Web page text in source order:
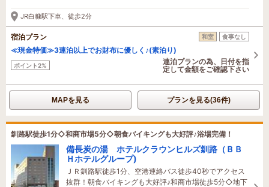
JR白糠駅下車、徒歩2分
宿泊プラン 和室 食事なし
≪現金特価≫3連泊以上でお財布に優しく♪(素泊り)
ポイント2%
連泊プランの為、日付を指
定して金額をご確認下さい
MAPを見る プランを見る(36件)
釧路駅徒歩1分◇和商市場5分◇朝食バイキングも大好評♪浴場完備！
備長炭の湯 ホテルクラウンヒルズ釧路（ＢＢ
Ｈホテルグループ)
ＪＲ釧路駅徒歩1分、空港連絡バス徒歩40秒でアクセス
抜群！朝食バイキングも大好評♪和商市場徒歩5分◇地下